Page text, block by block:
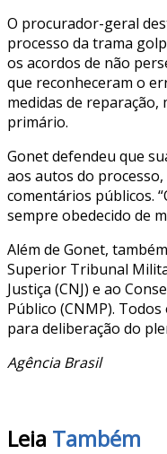
O procurador-geral
processo da trama
os acordos de não
que reconheceram o
medidas de
primário.
Gonet defendeu que
aos autos do
comentários públicos.
sempre obedecido de
Além de Gonet,
Superior Tribunal
Justiça (CNJ) e ao
Público (CNMP).
para deliberação do
Agência Brasil
Leia Também